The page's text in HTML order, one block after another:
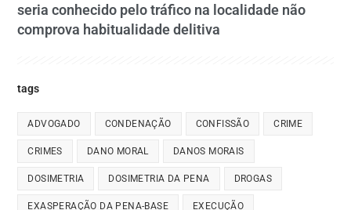
seria conhecido pelo tráfico na localidade não
comprova habitualidade delitiva
tags
ADVOGADO CONDENAÇÃO CONFISSÃO CRIME
CRIMES DANO MORAL DANOS MORAIS
DOSIMETRIA DOSIMETRIA DA PENA DROGAS
EXASPERAÇÃO DA PENA-BASE EXECUÇÃO